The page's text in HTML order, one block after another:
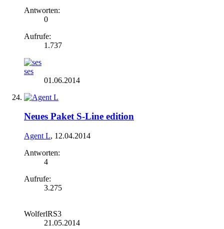
Antworten:
0
Aufrufe:
1.737
ses
01.06.2014
Neues Paket S-Line edition
Agent L, 12.04.2014
Antworten:
4
Aufrufe:
3.275
WolferlRS3
21.05.2014